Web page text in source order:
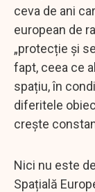
ceva de ani
european de
„protecție și
fapt, ceea ce
spațiu, în
diferitele
crește
Nici nu este
Spațială